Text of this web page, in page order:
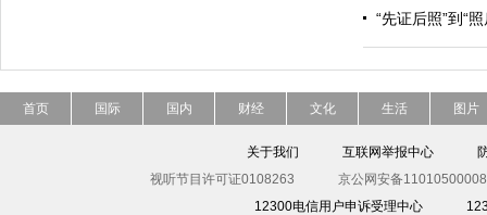
“先证后照”到“
首页 国际 国内 财经 文化 生活 图片
关于我们 互联网举报中心
视听节目许可证0108263
京公网安备
12300电信用户申诉受理中心